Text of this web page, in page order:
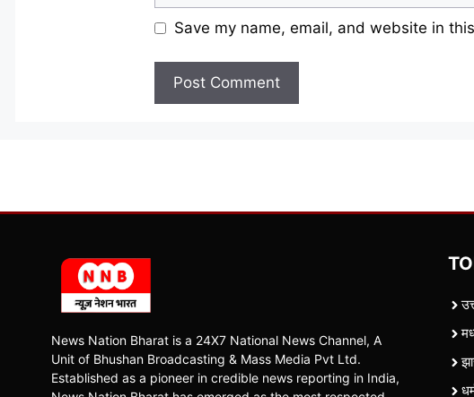
Save my name, email, and website in
News Nation Bharat is a 24X7 National News Channel, A
Unit of Bhushan Broadcasting & Mass Media Pvt Ltd.
Established as a pioneer in credible news reporting in India,